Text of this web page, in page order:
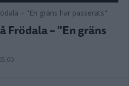
Frödala – "En gräns